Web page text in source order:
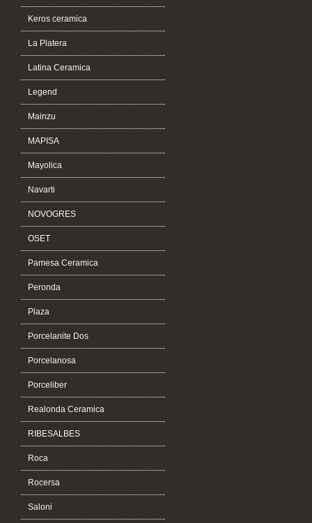
Keros ceramica
La Platera
Latina Ceramica
Legend
Mainzu
MAPISA
Mayolica
Navarti
NOVOGRES
OSET
Pamesa Ceramica
Peronda
Plaza
Porcelanite Dos
Porcelanosa
Porceliber
Realonda Ceramica
RIBESALBES
Roca
Rocersa
Saloni